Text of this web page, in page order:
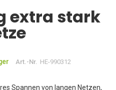
extra stark
Art.-Nr. HE-990312
Spannen von langen Netzen,